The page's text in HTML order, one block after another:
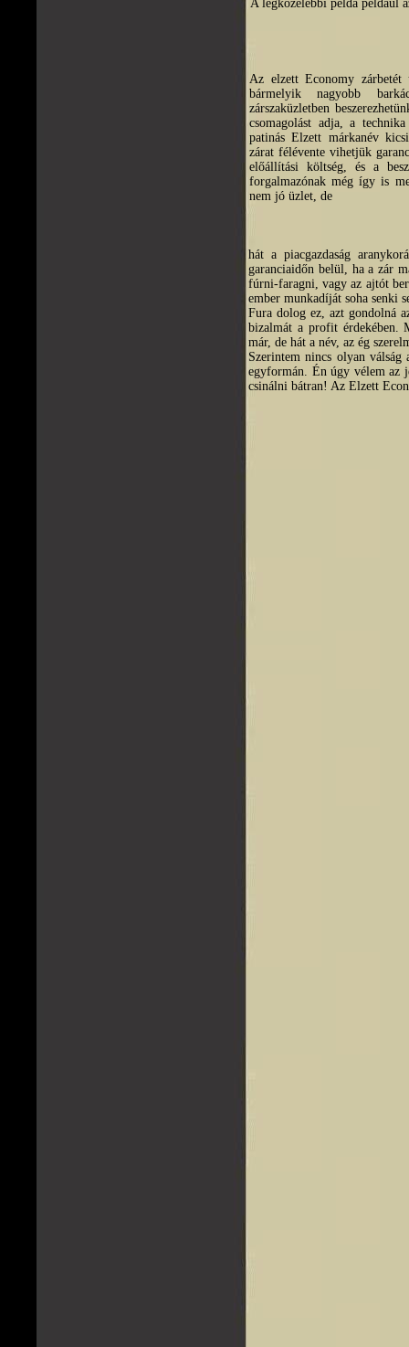
A legközelebbi példa például
Az elzett Economy zárbetét
bármelyik nagyobb
zárszaküzletben
csomagolást adja, a
patinás Elzett márkanév
zárat félévente vihetjük
előállítási költség, és a
forgalmazónak még így is
nem jó üzlet, de
hát a piacgazdaság
garanciaidőn belül, ha a zár
fúrni-faragni, vagy az ajtót
ember munkadíját soha senki
Fura dolog ez, azt gondolná
bizalmát a profit érdekében.
már, de hát a név, az ég
Szerintem nincs olyan
egyformán. Én úgy vélem az
csinálni bátran! Az Elzett